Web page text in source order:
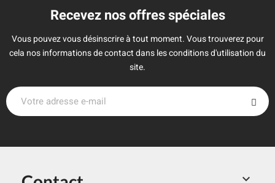
Recevez nos offres spéciales
Vous pouvez vous désinscrire à tout moment. Vous trouverez pour
cela nos informations de contact dans les conditions d'utilisation du
site.
